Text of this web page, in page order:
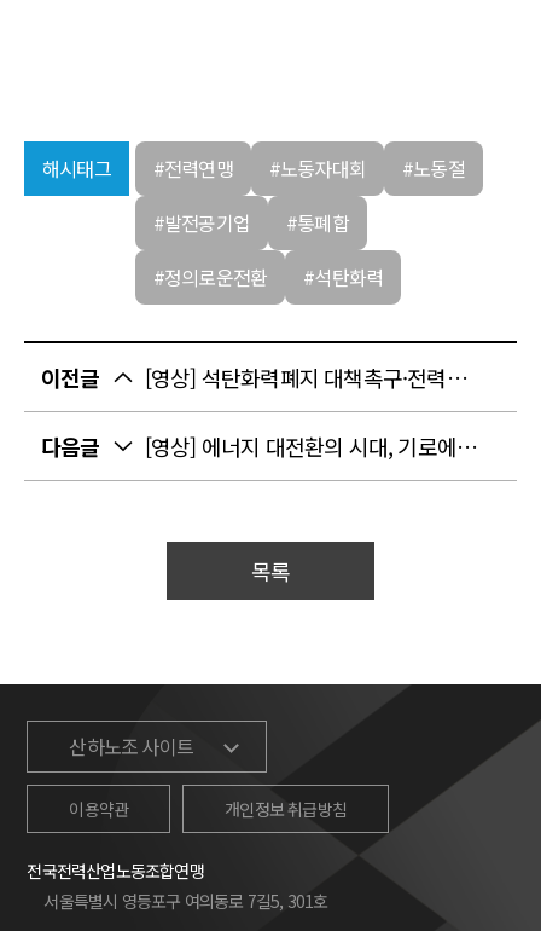
해시태그 #전력연맹 #노동자대회
#노동절
#발전공기업
#통폐합
#정의로운전환
#석탄화력
이전글 [영상] 석탄화력폐지 대책촉구·전력산업 공공성 사수 결의대회
다음글 [영상] 에너지 대전환의 시대, 기로에 선 발전노동자, 무엇을 외칠 것인가?
목록
산하노조 사이트
이용약관 개인정보 취급방침
전국전력산업노동조합연맹
서울특별시 영등포구 여의동로 7길5, 301호